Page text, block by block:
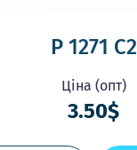
P 1271 C2
Ціна (опт)
3.50$